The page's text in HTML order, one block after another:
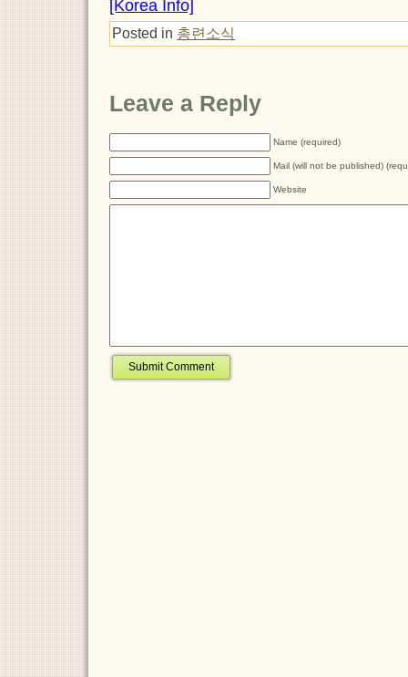
[Korea Info]
Posted in 총련소식
Leave a Reply
Name (required)
Mail (will not be published)
Website